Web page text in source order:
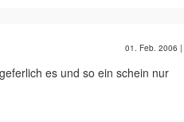
01. Feb. 2006 |
es und so ein schein nur